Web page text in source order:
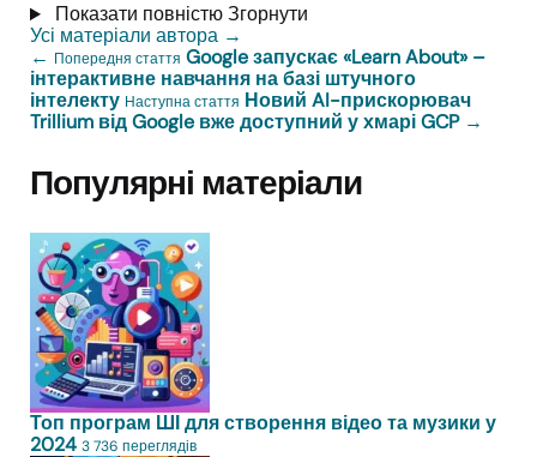
Показати повністюЗгорнути
Усі матеріали автора →
← Попередня стаття Google запускає «Learn About» –
інтерактивне навчання на базі штучного
інтелекту Наступна стаття Новий AI-прискорювач
Trillium від Google вже доступний у хмарі GCP →
Популярні матеріали
Топ програм ШІ для створення відео та музики у
2024 3 736 переглядів